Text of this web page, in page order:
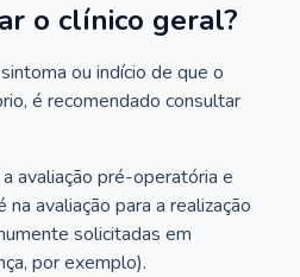
o clínico geral?
ou indício de que o
é recomendado consultar
avaliação pré-operatória e
avaliação para a realização
solicitadas em
por exemplo).